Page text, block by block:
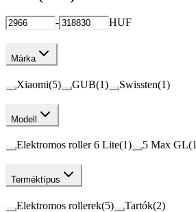
- HUF
Márka
Xiaomi(5) GUB(1) Swissten(1)
Modell
Elektromos roller 6 Lite(1) 5 Max GL(1
Terméktípus
Elektromos rollerek(5) Tartók(2)